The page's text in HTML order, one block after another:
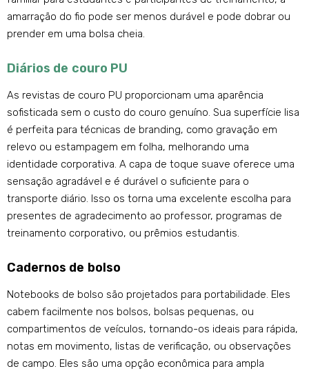
amarração do fio pode ser menos durável e pode dobrar ou
prender em uma bolsa cheia.
Diários de couro PU
As revistas de couro PU proporcionam uma aparência
sofisticada sem o custo do couro genuíno. Sua superfície lisa
é perfeita para técnicas de branding, como gravação em
relevo ou estampagem em folha, melhorando uma
identidade corporativa. A capa de toque suave oferece uma
sensação agradável e é durável o suficiente para o
transporte diário. Isso os torna uma excelente escolha para
presentes de agradecimento ao professor, programas de
treinamento corporativo, ou prêmios estudantis.
Cadernos de bolso
Notebooks de bolso são projetados para portabilidade. Eles
cabem facilmente nos bolsos, bolsas pequenas, ou
compartimentos de veículos, tornando-os ideais para rápida,
notas em movimento, listas de verificação, ou observações
de campo. Eles são uma opção econômica para ampla